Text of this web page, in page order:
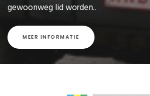
gewoonweg lid worden..
MEER INFORMATIE